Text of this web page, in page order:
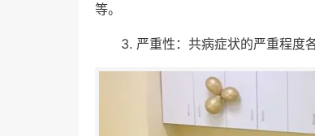
等。
3. 严重性：共病症状的严重程度